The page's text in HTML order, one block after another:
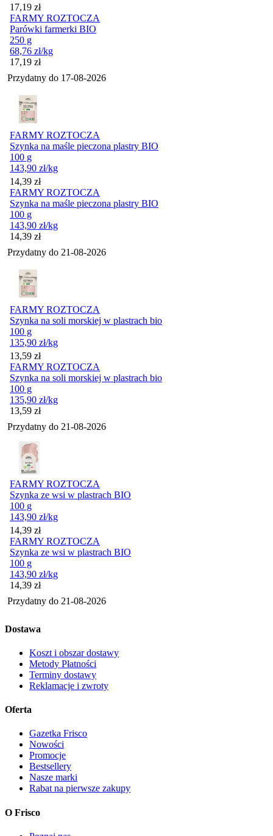
Cena
17,19 zł
FARMY ROZTOCZA
Parówki farmerki BIO
250 g
68,76 zł/kg
Cena
17,19 zł
Przydatny do 17-08-2026
FARMY ROZTOCZA
Szynka na maśle pieczona plastry BIO
100 g
143,90 zł/kg
Cena
14,39 zł
FARMY ROZTOCZA
Szynka na maśle pieczona plastry BIO
100 g
143,90 zł/kg
Cena
14,39 zł
Przydatny do 21-08-2026
FARMY ROZTOCZA
Szynka na soli morskiej w plastrach bio
100 g
135,90 zł/kg
Cena
13,59 zł
FARMY ROZTOCZA
Szynka na soli morskiej w plastrach bio
100 g
135,90 zł/kg
Cena
13,59 zł
Przydatny do 21-08-2026
FARMY ROZTOCZA
Szynka ze wsi w plastrach BIO
100 g
143,90 zł/kg
Cena
14,39 zł
FARMY ROZTOCZA
Szynka ze wsi w plastrach BIO
100 g
143,90 zł/kg
Cena
14,39 zł
Przydatny do 21-08-2026
Dostawa
Koszt i obszar dostawy
Metody Płatności
Terminy dostawy
Reklamacje i zwroty
Oferta
Gazetka Frisco
Nowości
Promocje
Bestsellery
Nasze marki
Rabat na pierwsze zakupy
O Frisco